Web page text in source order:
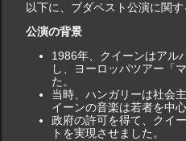
以下に、ブダペスト公演に関
公演の背景
1986年、クイーンはアル
し、ヨーロッパツアー「
た。
当時、ハンガリーは社会
イーンの音楽は若者を中
政府の許可を得て、クイ
トを実現させました。